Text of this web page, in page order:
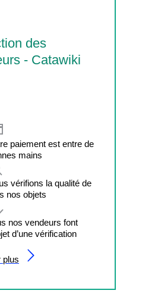
des
- Catawiki
paiement est entre de
mains
vérifions la qualité de
nos objets
nos vendeurs font
d’une vérification
plus